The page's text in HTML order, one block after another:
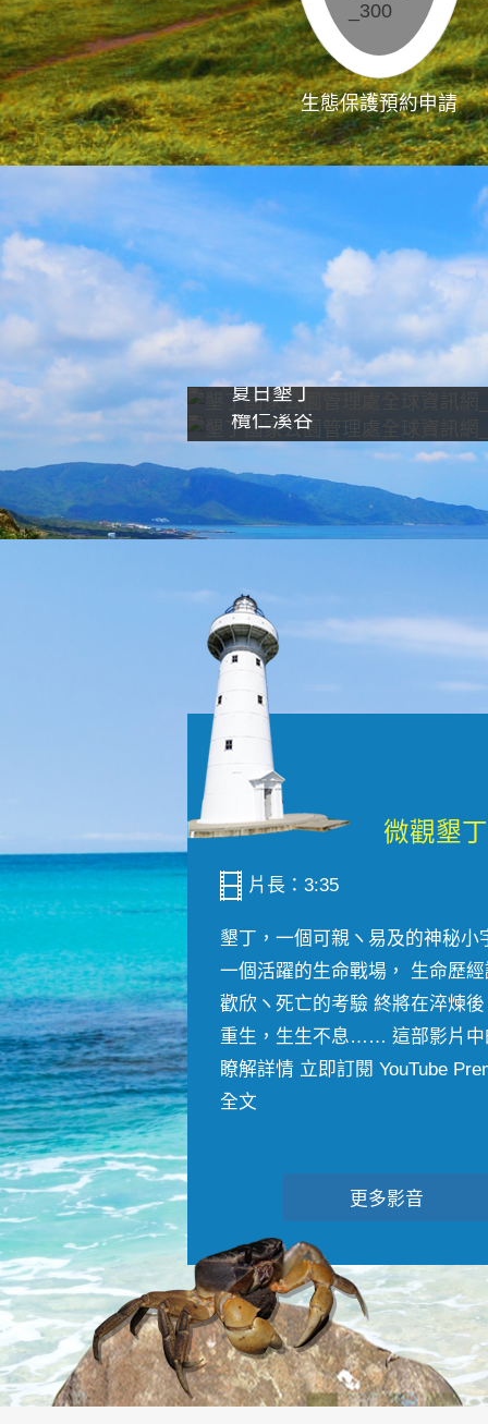
生態保護預約申請
夏日墾丁
欖仁溪谷
片長：3:35
墾丁，一個可親ヽ易及的神秘小
一個活躍的生命戰場， 生命歷
歡欣ヽ死亡的考驗 終將在淬煉
重生，生生不息…… 這部影片中
瞭解詳情 立即訂閱 YouTube
全文
更多影音